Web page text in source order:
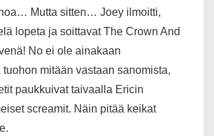
Mutta sitten… Joey ilmoitti,
lopeta ja soittavat The Crown And
No ei ole ainakaan
mitään vastaan sanomista,
paukkuivat taivaalla Ericin
screamit. Näin pitää keikat